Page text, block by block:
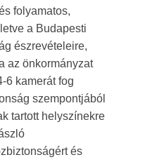
folyamatos,
a Budapesti
észrevételeire,
az önkormányzat
6 kamerát fog
szempontjából
tartott helyszínekre
és